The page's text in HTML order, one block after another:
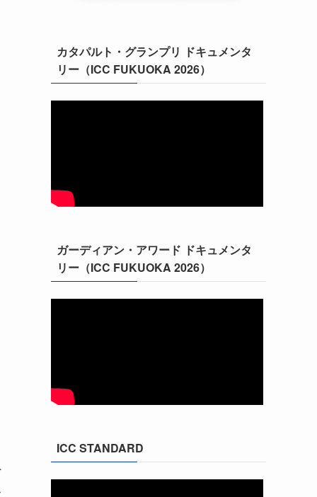
カタパルト・グランプリ ドキュメンタ
リー（ICC FUKUOKA 2026）
ガーディアン・アワード ドキュメンタ
リー（ICC FUKUOKA 2026）
ICC STANDARD